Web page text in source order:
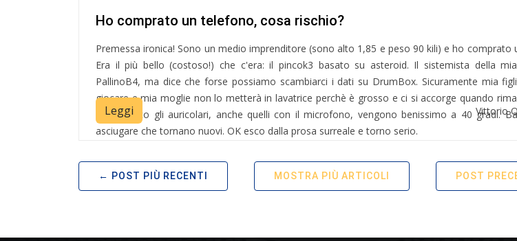
Ho comprato un telefono, cosa rischio?
Premessa ironica! Sono un medio imprenditore (sono alto 1,85 e peso 90 kili) e ho comprato
Era il più bello (costoso!) che c'era: il pincok3 basato su asteroid. Il sistemista della
PallinoB4, ma dice che forse possiamo scambiarci i dati su DrumBox. Sicuramente mia
giocare e mia moglie non lo metterà in lavatrice perchè è grosso e ci si accorge quando
A proposito gli auricolari, anche quelli con il microfono, vengono benissimo a 40 gradi.
asciugare che tornano nuovi. OK esco dalla prosa surreale e torno serio.
Leggi Vittorio
POST PIÙ RECENTI MOSTRA PIÙ ARTICOLI POST